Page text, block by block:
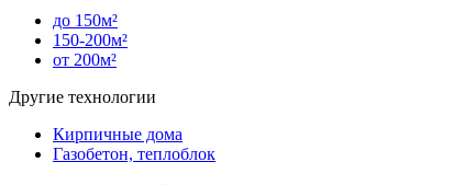
до 150м²
150-200м²
от 200м²
Другие технологии
Кирпичные дома
Газобетон, теплоблок